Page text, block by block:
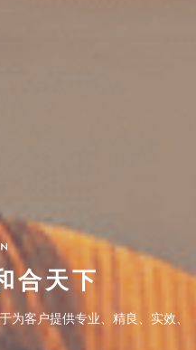
合天下
为客户提供专业、精良、实效、
合天下
为客户提供专业、精良、实效、